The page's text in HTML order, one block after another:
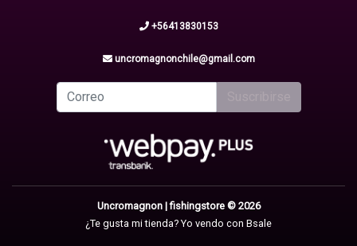
+56413830153
uncromagnonchile@gmail.com
Uncromagnon | fishingstore © 2026
¿Te gusta mi tienda? Yo vendo con Bsale